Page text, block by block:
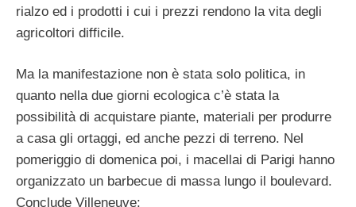
rialzo ed i prodotti i cui i prezzi rendono la vita degli
agricoltori difficile.
Ma la manifestazione non è stata solo politica, in
quanto nella due giorni ecologica c’è stata la
possibilità di acquistare piante, materiali per produrre
a casa gli ortaggi, ed anche pezzi di terreno. Nel
pomeriggio di domenica poi, i macellai di Parigi hanno
organizzato un barbecue di massa lungo il boulevard.
Conclude Villeneuve: